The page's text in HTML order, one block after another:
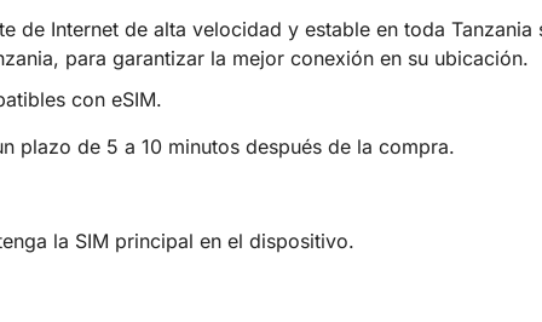
de Internet de alta velocidad y estable en toda
para garantizar la mejor conexión en su ubicación.
con eSIM.
plazo de 5 a 10 minutos después de la compra.
la SIM principal en el dispositivo.